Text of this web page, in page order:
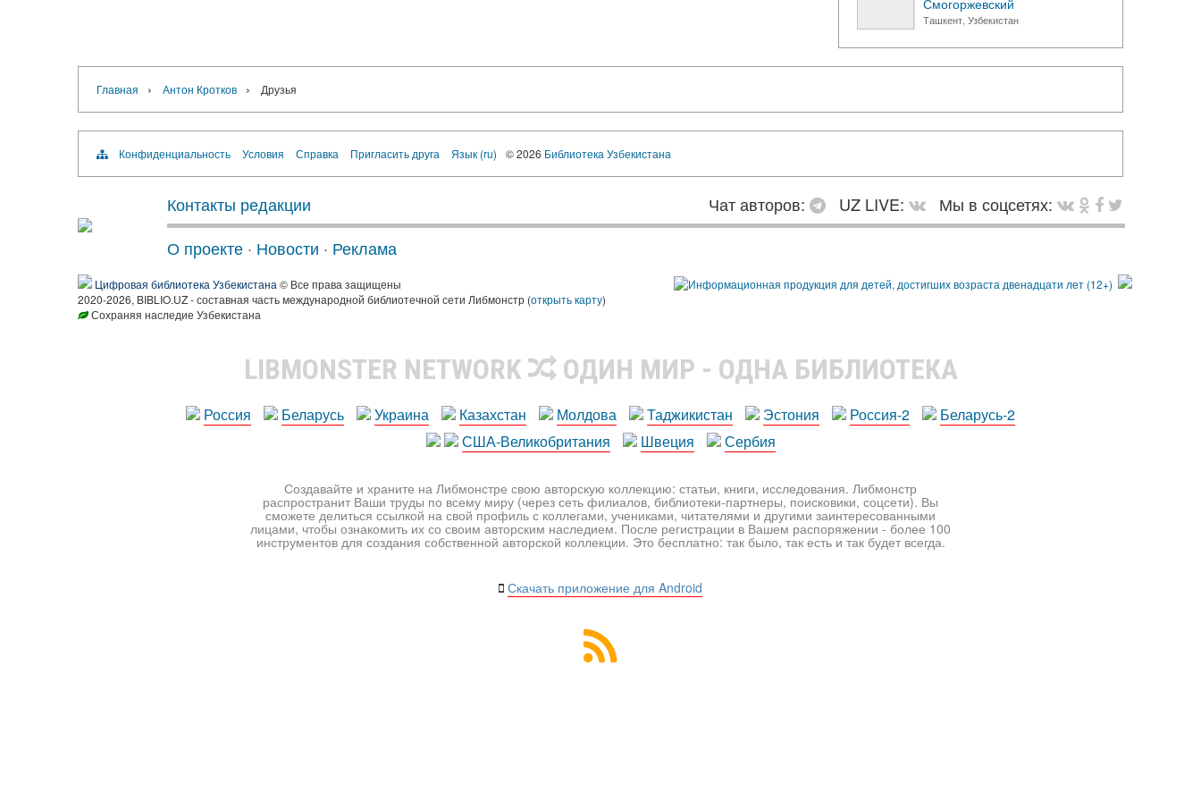
Смогоржевский
Ташкент, Узбекистан
Главная › Антон Кротков › Друзья
Конфиденциальность Условия Справка Пригласить друга Язык (ru) © 2026 Библиотека Узбекистана
Контакты редакции Чат авторов: UZ LIVE:
Мы в соцсетях:
О проекте · Новости · Реклама
Цифровая библиотека Узбекистана © Все права защищены
2020-2026, BIBLIO.UZ - составная часть международной библиотечной сети Либмонстр (открыть карту)
Сохраняя наследие Узбекистана
LIBMONSTER NETWORK ОДИН МИР - ОДНА БИБЛИОТЕКА
Россия Беларусь Украина Казахстан Молдова Таджикистан Эстония Россия-2
Беларусь-2
США-Великобритания
Швеция Сербия
Создавайте и храните на Либмонстре свою авторскую коллекцию: статьи, книги, исследования. Либмонстр
распространит Ваши труды по всему миру (через сеть филиалов, библиотеки-партнеры, поисковики, соцсети). Вы
сможете делиться ссылкой на свой профиль с коллегами, учениками, читателями и другими заинтересованными
лицами, чтобы ознакомить их со своим авторским наследием. После регистрации в Вашем распоряжении - более 100
инструментов для создания собственной авторской коллекции. Это бесплатно: так было, так есть и так будет всегда.
Скачать приложение для Android